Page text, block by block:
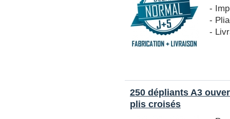
-
-
-
250 dépliants A3
plis croisés